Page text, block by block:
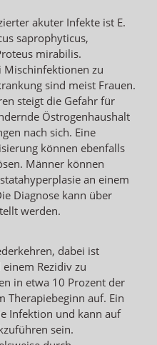
akuter Infekte ist E.
saprophyticus,
mirabilis.
Mischinfektionen zu
sind meist Frauen.
steigt die Gefahr für
Östrogenhaushalt
nach sich. Eine
können ebenfalls
Männer können
an einem
Diagnose kann über
werden.
dabei ist
Rezidiv zu
in etwa 10 Prozent der
Therapiebeginn auf. Ein
Infektion und kann auf
sein.